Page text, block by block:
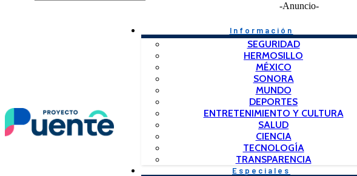
-Anuncio-
Información
SEGURIDAD
HERMOSILLO
MÉXICO
SONORA
MUNDO
DEPORTES
ENTRETENIMIENTO Y CULTURA
SALUD
CIENCIA
TECNOLOGÍA
TRANSPARENCIA
Especiales